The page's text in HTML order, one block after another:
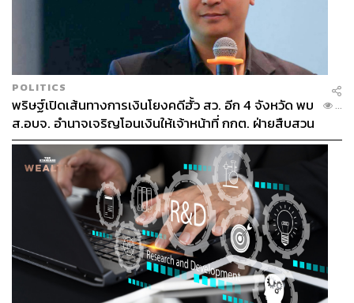
แต่การที่เราจะสร้าง Next Action ที่ดีได้นั้น เราก็ต้องรู้ตัว
ว่าตอนนี้เราอยู่ในระดับที่จะสามารถเรียกร้อง action ได้มาก
แค่ไหน ซึ่งระดับนั้นเราเรียกกันว่า Stage of Changes
ระดับแรก คือไม่รู้จักอะไรเลย
ระดับที่สอง คือรู้จักกันโดยผิวเผินว่าใครทำอะไร
ระดับที่สาม คือรู้จักกันจนพร้อมที่จะทำอะไรบางอย่าง
ร่วมกัน
ระดับที่สี่ คือขั้นที่มีปฏิสัมพันธ์ร่วมกัน
ระดับที่ห้า คือการรักษาความสัมพันธ์ของทั้งสองฝ่าย
เมื่อเรารู้แล้วว่าตัวเองอยู่ในระดับไหน เราก็ต้องหาวิธีการ
เพื่อก้าวข้ามขึ้นไปอยู่ในระดับที่สูงกว่าให้ได้ โดยแต่ละขั้นก็
จะมีวิธีการก้าวขึ้นไปที่แตกต่างกัน ซึ่งเราสามารถข้ามขึ้นไป
ได้ทีละขั้น ถ้าหากเราใช้วิธีการก้าวข้ามที่ผิดขั้นตอนการพิ
ทช์ก็มีโอกาสที่จะประสบความล้มเหลวสูง
POLITICS
พริษฐ์เปิดเส้นทางการเงินโยงคดีฮั้ว สว. อีก 4 จังหวัด พบ
ส.อบจ. อำนาจเจริญโอนเงินให้เจ้าหน้าที่ กกต. ฝ่ายสืบสวน
...